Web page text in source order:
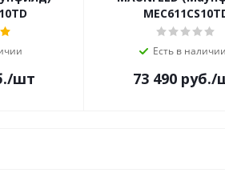
/шт
Есть в наличии
73 490 руб./